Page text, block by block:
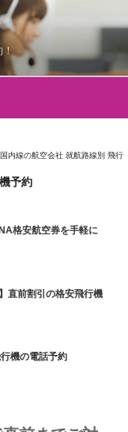
！
国内線の航空会社 就航路線別 飛行
予約
格安航空券を手軽に
直前割引の格安飛行機
機の電話予約